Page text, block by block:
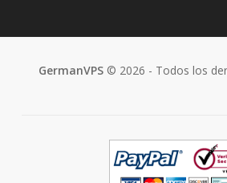
GermanVPS © 2026 - Todos los